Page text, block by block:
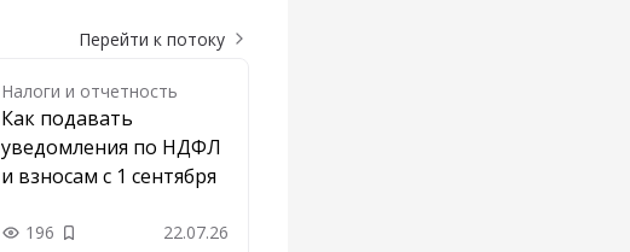
Перейти к потоку
Налоги и отчетность
Как подавать
уведомления по НДФЛ
и взносам с 1 сентября
196 Добавить в закладки
22.07.26